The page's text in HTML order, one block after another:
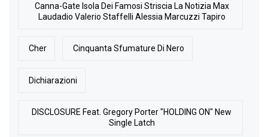
Canna-Gate Isola Dei Famosi Striscia La Notizia Max
Laudadio Valerio Staffelli Alessia Marcuzzi Tapiro
Cher Cinquanta Sfumature Di Nero
Dichiarazioni
DISCLOSURE Feat. Gregory Porter "HOLDING ON" New
Single Latch